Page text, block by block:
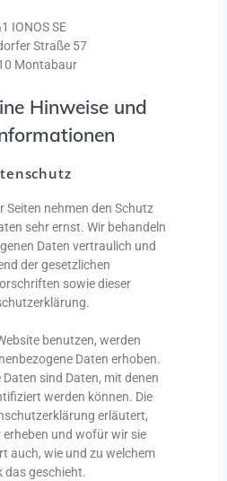
IONOS SE
Straße 57
Montabaur
Hinweise und
Seiten nehmen den Schutz
sehr ernst. Wir behandeln
Daten vertraulich und
der gesetzlichen
sowie dieser
benutzen, werden
Daten erhoben.
sind Daten, mit denen
werden können. Die
erläutert,
und wofür wir sie
auch, wie und zu welchem
das geschieht.